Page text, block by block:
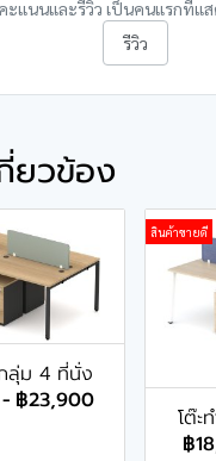
ะแนนและรีวิว เป็นคนแรกที่แ
รีวิว
ยวข้อง
ลุ่ม 4 ที่นั่ง
- ฿23,900
สินค้าขายดี
โต๊ะ
฿